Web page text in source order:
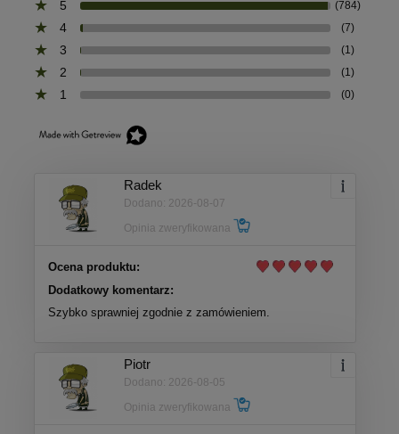
5 (784)
4 (7)
3 (1)
2 (1)
1 (0)
Radek
Dodano: 2026-08-07
Opinia zweryfikowana
Ocena produktu:
Dodatkowy komentarz:
Szybko sprawniej zgodnie z zamówieniem.
Piotr
Dodano: 2026-08-05
Opinia zweryfikowana